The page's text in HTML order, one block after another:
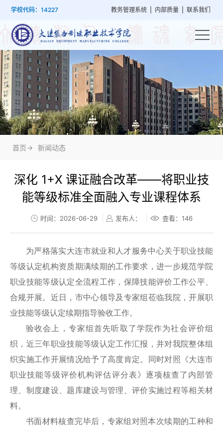
学校代码：14227 教务管理系统 内部质量 联系我们
概
况
建
设
管
理
设
置
工
作
就
业
培
训
首页-> 新闻动态
深化 1+X 课证融合改革——将职业技
能等级标准全面融入专业课程体系
时间：2026-06-29 发布人： 查看： 146
为严格落实大连市就业和人才服务中心关于职业技能
等级认定机构资质期满续期的工作要求，进一步规范学院
职业技能等级认定全流程工作，保障技能评价工作公平、
合规开展。近日，市中心领导及专家组莅临我院，开展职
业技能等级认定续期指导验收工作。
验收会上，专家组首先听取了学院作为社会评价组
织，近三年职业技能等级认定工作汇报，并对我院整体组
织实施工作开展情况给予了高度肯定。同时对照《大连市
职业技能等级评价机构评估评分表》逐项核查了内部管
理、制度建设、题库建设与管理、评价实施过程等相关材
料。
书面材料核查完毕后，专家组对照本次续期的工种和